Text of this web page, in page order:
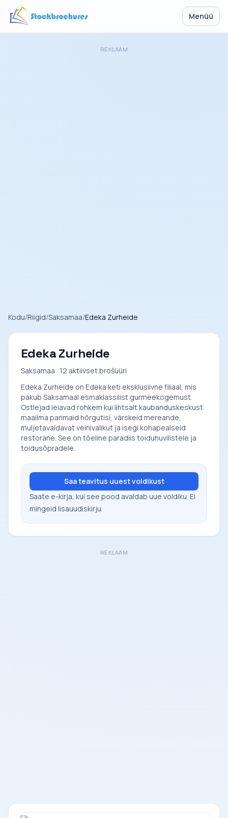
Menüü
REKLAAM
Kodu/Riigid/Saksamaa/Edeka Zurheide
Edeka Zurheide
Saksamaa · 12 aktiivset brošüüri
Edeka Zurheide on Edeka keti eksklusiivne filiaal, mis
pakub Saksamaal esmaklassilist gurmeekogemust.
Ostlejad leiavad rohkem kui lihtsalt kaubanduskeskust
maailma parimaid hõrgutisi, värskeid mereande,
muljetavaldavat veinivalikut ja isegi kohapealseid
restorane. See on tõeline paradiis toiduhuvilistele ja
toidusõpradele.
Saa teavitus uuest voldikust
Saate e-kirja, kui see pood avaldab uue voldiku. Ei
mingeid lisauudiskirju.
REKLAAM